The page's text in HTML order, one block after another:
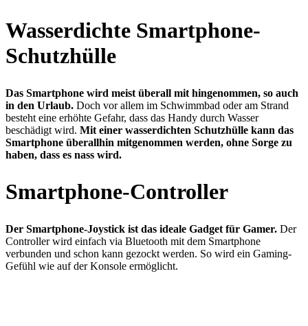
Wasserdichte Smartphone-
Schutzhülle
Das Smartphone wird meist überall mit hingenommen, so auch
in den Urlaub. Doch vor allem im Schwimmbad oder am Strand
besteht eine erhöhte Gefahr, dass das Handy durch Wasser
beschädigt wird. Mit einer wasserdichten Schutzhülle kann das
Smartphone überallhin mitgenommen werden, ohne Sorge zu
haben, dass es nass wird.
Smartphone-Controller
Der Smartphone-Joystick ist das ideale Gadget für Gamer. Der
Controller wird einfach via Bluetooth mit dem Smartphone
verbunden und schon kann gezockt werden. So wird ein Gaming-
Gefühl wie auf der Konsole ermöglicht.